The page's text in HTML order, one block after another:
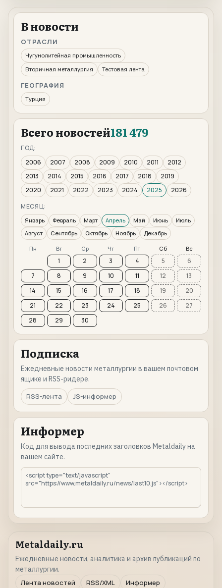
В новости
ОТРАСЛИ
Чугунолитейная промышленность
Вторичная металлургия
Тестовая лента
ГЕОГРАФИЯ
Турция
Всего новостей181 479
ГОД:
2006
2007 2008 2009 2010 2011
2012
2013
2014 2015 2016 2017 2018
2019
2020
2021 2022 2023 2024 2025
2026
МЕСЯЦ:
Январь Февраль Март Апрель Май Июнь
Июль
Август
Сентябрь Октябрь Ноябрь Декабрь
Пн Вт Ср Чт Пт Сб Вс
1 2 3 4 5
6
7
8 9 10 11 12
13
14
15 16 17 18 19
20
21
22 23 24 25 26
27
28
29 30
Подписка
Ежедневные новости металлургии в вашем почтовом
ящике и RSS-ридере.
RSS-лента
JS-информер
Информер
Код для вывода последних заголовков Metaldaily на
вашем сайте.
Metaldaily.ru
Ежедневные новости, аналитика и архив публикаций по
металлургии.
Лента новостей
RSS/XML Информер